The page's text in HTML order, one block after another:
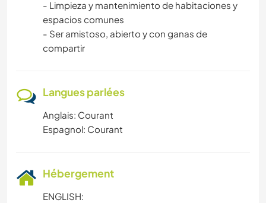
- Limpieza y mantenimiento de habitaciones y
espacios comunes
- Ser amistoso, abierto y con ganas de
compartir
Langues parlées
Anglais: Courant
Espagnol: Courant
Hébergement
ENGLISH: